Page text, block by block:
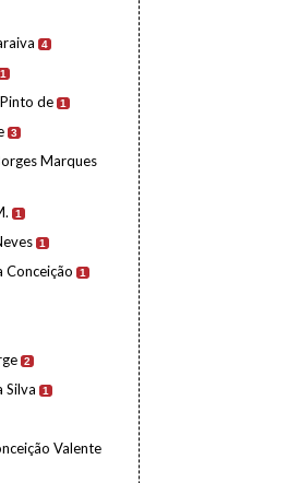
4
1
de 1
3
Marques
1
1
Conceição 1
2
Silva 1
Valente